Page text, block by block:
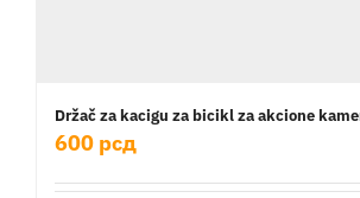
Držač za kacigu za bicikl za akcione
600 рсд